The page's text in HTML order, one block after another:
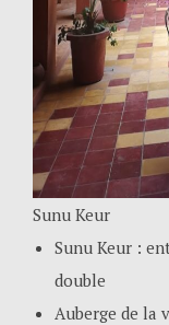
Sunu Keur
Sunu Keur :
double
Auberge de la